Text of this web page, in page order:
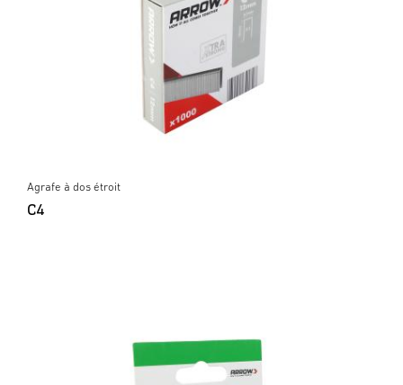
Agrafe à dos étroit
C4